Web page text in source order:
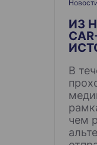
ИЗ
В
чем